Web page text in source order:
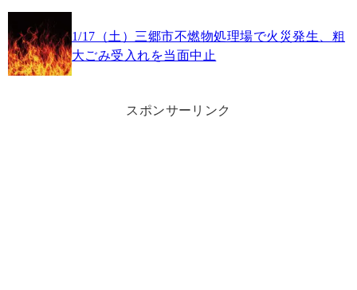
1/17（土）三郷市不燃物処理場で火災発生、粗
大ごみ受入れを当面中止
スポンサーリンク